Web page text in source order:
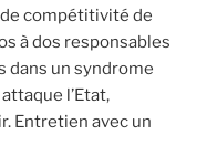
compétitivité de
à dos responsables
dans un syndrome
l’Etat,
Entretien avec un